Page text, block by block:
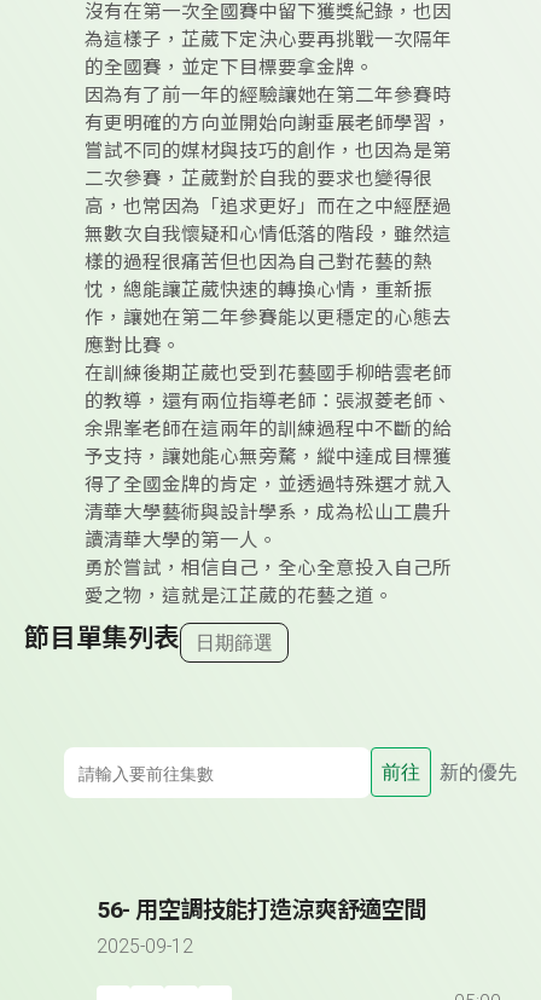
沒有在第一次全國賽中留下獲獎紀錄，也因
為這樣子，芷葳下定決心要再挑戰一次隔年
的全國賽，並定下目標要拿金牌。
因為有了前一年的經驗讓她在第二年參賽時
有更明確的方向並開始向謝垂展老師學習，
嘗試不同的媒材與技巧的創作，也因為是第
二次參賽，芷葳對於自我的要求也變得很
高，也常因為「追求更好」而在之中經歷過
無數次自我懷疑和心情低落的階段，雖然這
樣的過程很痛苦但也因為自己對花藝的熱
忱，總能讓芷葳快速的轉換心情，重新振
作，讓她在第二年參賽能以更穩定的心態去
應對比賽。
在訓練後期芷葳也受到花藝國手柳皓雲老師
的教導，還有兩位指導老師：張淑菱老師、
余鼎峯老師在這兩年的訓練過程中不斷的給
予支持，讓她能心無旁騖，縱中達成目標獲
得了全國金牌的肯定，並透過特殊選才就入
清華大學藝術與設計學系，成為松山工農升
讀清華大學的第一人。
勇於嘗試，相信自己，全心全意投入自己所
愛之物，這就是江芷葳的花藝之道。
節目單集列表 日期篩選
前往 新的優先
56- 用空調技能打造涼爽舒適空間
2025-09-12